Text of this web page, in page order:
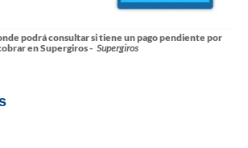
podrá consultar si tiene un pago pendiente por
en Supergiros - Supergiros